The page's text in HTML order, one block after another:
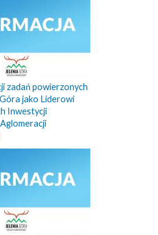
zadań powierzonych
jako Liderowi
Inwestycji